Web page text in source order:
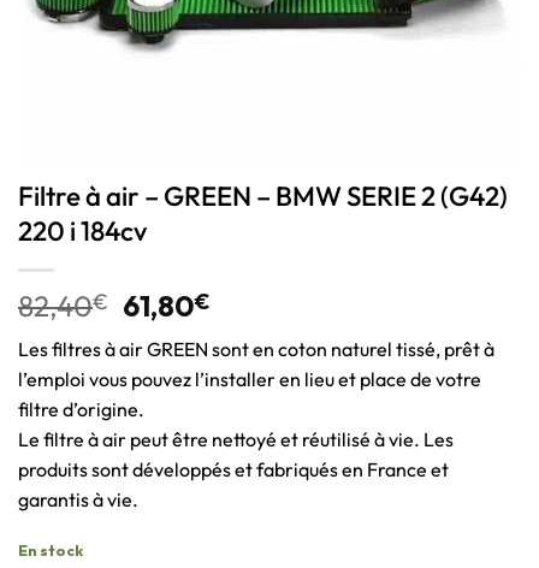
Filtre à air – GREEN – BMW SERIE 2 (G42)
220 i 184cv
82,40€ 61,80€
Les filtres à air GREEN sont en coton naturel tissé, prêt à
l’emploi vous pouvez l’installer en lieu et place de votre
filtre d’origine.
Le filtre à air peut être nettoyé et réutilisé à vie. Les
produits sont développés et fabriqués en France et
garantis à vie.
En stock